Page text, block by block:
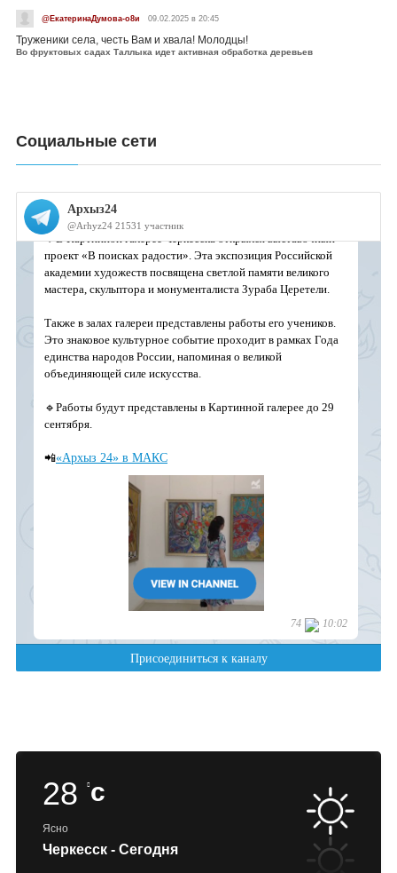
@ЕкатеринаДумова-о8и 09.02.2025 в 20:45
Труженики села, честь Вам и хвала! Молодцы!
Во фруктовых садах Таллыка идет активная обработка деревьев
Социальные сети
28 c
Ясно
Черкесск - Сегодня